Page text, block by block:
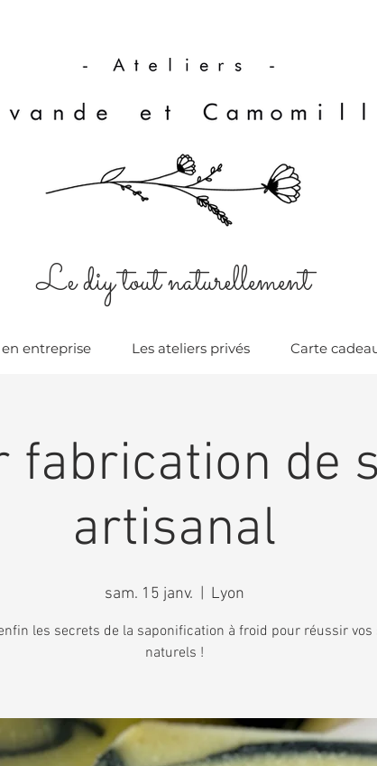
Le diy tout naturellement
entreprise Les ateliers privés Carte
fabrication de
artisanal
sam. 15 janv. Lyon
les secrets de la saponification à froid pour réussir vos
naturels !